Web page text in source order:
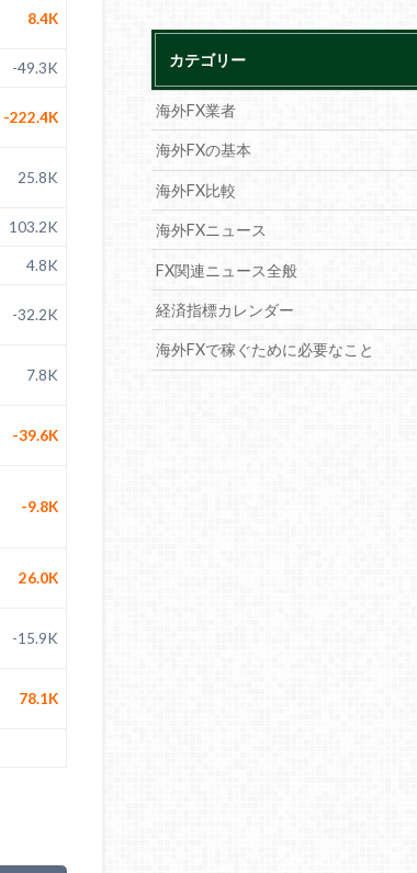
8.4K
-49.3K
-222.4K
25.8K
103.2K
4.8K
-32.2K
7.8K
-39.6K
-9.8K
26.0K
-15.9K
78.1K
カテゴリー
海外FX業者
海外FXの基本
海外FX比較
海外FXニュース
FX関連ニュース全般
経済指標カレンダー
海外FXで稼ぐために必要なこと